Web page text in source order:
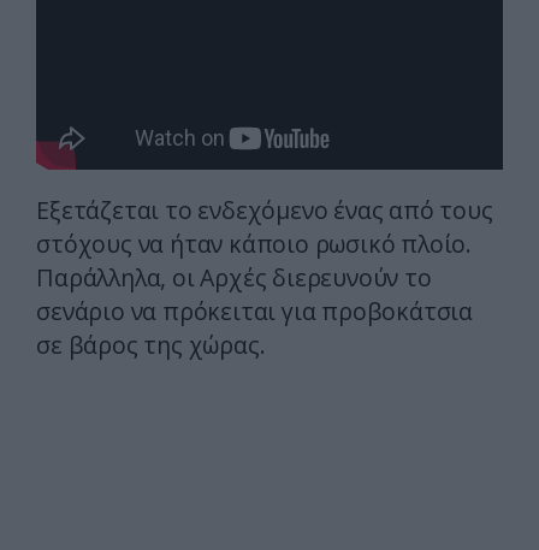
Εξετάζεται το ενδεχόμενο ένας από τους
στόχους να ήταν κάποιο ρωσικό πλοίο.
Παράλληλα, οι Αρχές διερευνούν το
σενάριο να πρόκειται για προβοκάτσια
σε βάρος της χώρας.